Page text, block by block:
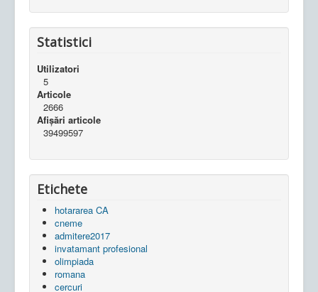
Statistici
Utilizatori
5
Articole
2666
Afișări articole
39499597
Etichete
hotararea CA
cneme
admitere2017
invatamant profesional
olimpiada
romana
cercuri